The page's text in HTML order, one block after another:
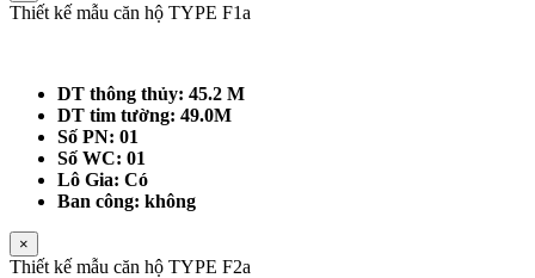
Thiết kế mẫu căn hộ TYPE F1a
DT thông thủy: 45.2 M
DT tim tường: 49.0M
Số PN: 01
Số WC: 01
Lô Gia: Có
Ban công: không
×
Thiết kế mẫu căn hộ TYPE F2a